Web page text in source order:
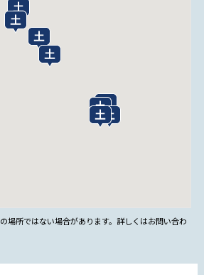
場所ではない場合があります。詳しくはお問い合わ